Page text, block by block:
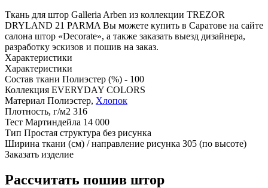
Ткань для штор Galleria Arben из коллекции TREZOR
DRYLAND 21 PARMA Вы можете купить в Саратове на сайте
салона штор «Decorate», а также заказать выезд дизайнера,
разработку эскизов и пошив на заказ.
Характеристики
Характеристики
Состав ткани Полиэстер (%) - 100
Коллекция EVERYDAY COLORS
Материал Полиэстер, Хлопок
Плотность, г/м2 316
Тест Мартиндейла 14 000
Тип Простая структура без рисунка
Ширина ткани (см) / направление рисунка 305 (по высоте)
Заказать изделие
Рассчитать пошив штор